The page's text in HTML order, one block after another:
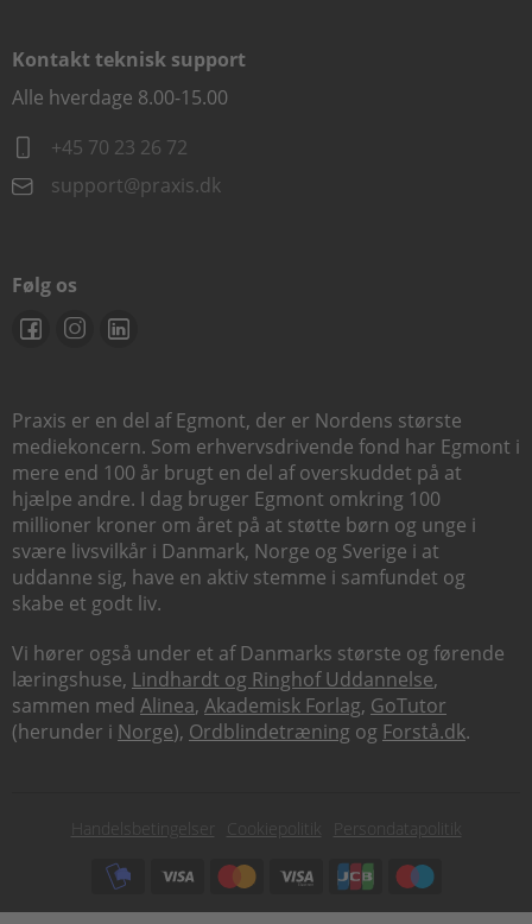
Kontakt teknisk support
Alle hverdage 8.00-15.00
+45 70 23 26 72
support@praxis.dk
Følg os
Praxis er en del af Egmont, der er Nordens største
mediekoncern. Som erhvervsdrivende fond har Egmont i
mere end 100 år brugt en del af overskuddet på at
hjælpe andre. I dag bruger Egmont omkring 100
millioner kroner om året på at støtte børn og unge i
svære livsvilkår i Danmark, Norge og Sverige i at
uddanne sig, have en aktiv stemme i samfundet og
skabe et godt liv.
Vi hører også under et af Danmarks største og førende
læringshuse, Lindhardt og Ringhof Uddannelse,
sammen med Alinea, Akademisk Forlag, GoTutor
(herunder i Norge), Ordblindetræning og Forstå.dk.
Subfooter
Handelsbetingelser Cookiepolitik
Persondatapolitik
Subfooter
payment
options